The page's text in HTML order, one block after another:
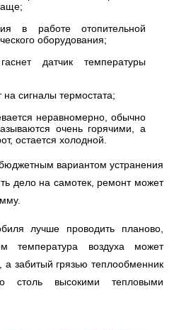
в работе отопительной
оборудования;
датчик температуры
на сигналы термостата;
неравномерно, обычно
очень горячими, а
остается холодной.
вариантом устранения
дело на самотек, ремонт может
лучше проводить планово,
температура воздуха может
а забитый грязью теплообменник
столь высокими тепловыми